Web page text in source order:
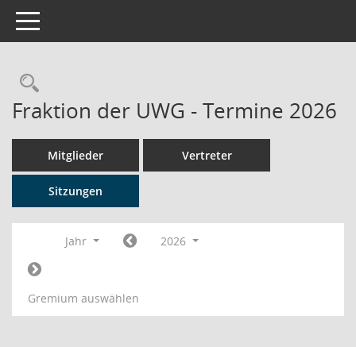
Toggle navigation
Rechercheauswahl
Fraktion der UWG - Termine 2026
Mitglieder Vertreter
Sitzungen
Jahr 2026
Gremium auswählen